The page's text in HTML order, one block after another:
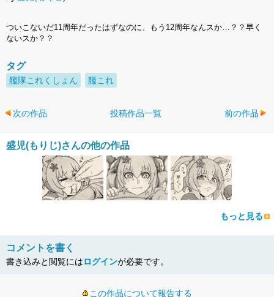
ついこないだ11周年だったはずなのに、もう12周年なんスか…？？早く
ないスか？？
タグ
艦隊これくしょん 艦これ
次の作品 投稿作品一覧 前の作品
盛児(もりじ)さんの他の作品
もっと見る
コメントを書く
書き込みと閲覧にはログインが必要です。
この作品について報告する